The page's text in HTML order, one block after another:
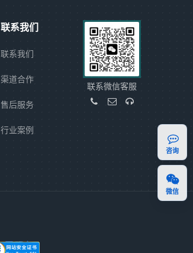
联系我们
联系我们
渠道合作
售后服务
行业案例
联系微信客服
咨询
微信